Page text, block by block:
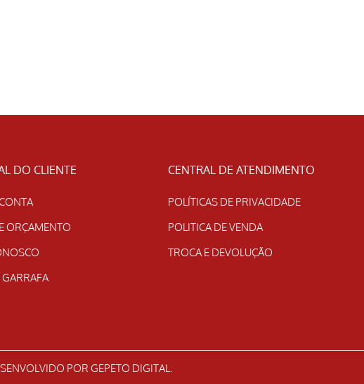
DO CLIENTE
ORÇAMENTO
CENTRAL DE ATENDIMENTO
POLÍTICAS DE PRIVACIDADE
POLITICA DE VENDA
TROCA E DEVOLUÇÃO
POR GEPETO DIGITAL.